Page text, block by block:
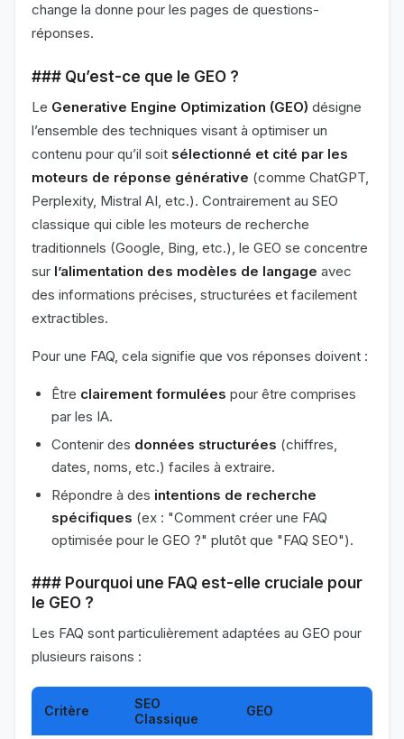
change la donne pour les pages de questions-
réponses.
### Qu’est-ce que le GEO ?
Le Generative Engine Optimization (GEO) désigne
l’ensemble des techniques visant à optimiser un
contenu pour qu’il soit sélectionné et cité par les
moteurs de réponse générative (comme ChatGPT,
Perplexity, Mistral AI, etc.). Contrairement au SEO
classique qui cible les moteurs de recherche
traditionnels (Google, Bing, etc.), le GEO se concentre
sur l’alimentation des modèles de langage avec
des informations précises, structurées et facilement
extractibles.
Pour une FAQ, cela signifie que vos réponses doivent :
Être clairement formulées pour être comprises
par les IA.
Contenir des données structurées (chiffres,
dates, noms, etc.) faciles à extraire.
Répondre à des intentions de recherche
spécifiques (ex : "Comment créer une FAQ
optimisée pour le GEO ?" plutôt que "FAQ SEO").
### Pourquoi une FAQ est-elle cruciale pour
le GEO ?
Les FAQ sont particulièrement adaptées au GEO pour
plusieurs raisons :
Critère
SEO
Classique
GEO